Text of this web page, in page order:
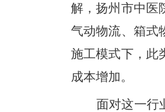
解，扬州市中医
气动物流、箱式
施工模式下，此
成本增加。
面对这一行